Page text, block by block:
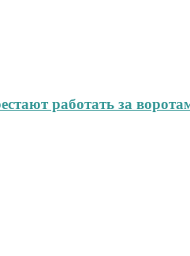
работать за